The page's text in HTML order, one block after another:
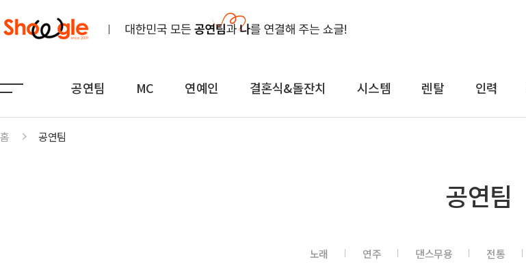
공연팀 MC 연예인 결혼식&돌잔치 시스템 렌탈 인력
음향
홈 공연팀
공연팀
노래 연주 댄스무용 전통